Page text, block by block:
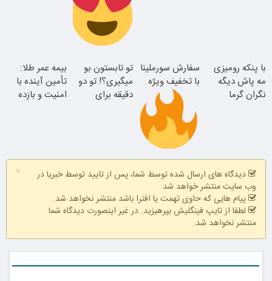
همین الان ببین
با تخفیف ویژه
با پنکه رومیزی
مه پاش دیگه
نگران گرما
سفارش سورملینا
با تخفیف ویژه
موجودی
محدود!!!!
تو تابستون بو
میگیری؟! تو دو
دقیقه برای
بیمه عمر طلا:
تأمین آینده با
امنیت و بازده
×
دیدگاه های ارسال شده توسط شما، پس از تایید توسط خبریا در
وب سایت منتشر خواهد شد
پیام هایی که حاوی تهمت یا افترا باشد منتشر نخواهد شد.
لطفا از تایپ فینگلیش بپرهیزید. در غیر اینصورت دیدگاه شما
منتشر نخواهد شد.